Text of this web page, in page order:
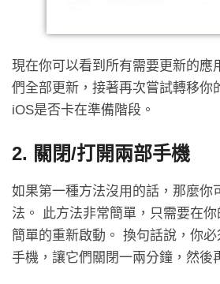
現在你可以看到所有需要更新的應
們全部更新，接著再次嘗試轉移你
iOS是否卡在準備階段。
2. 關閉/打開兩部手機
如果第一種方法沒用的話，那麼你
法。 此方法非常簡單，只需要在
簡單的重新啟動。 換句話說，你
手機，讓它們關閉一兩分鐘，然後